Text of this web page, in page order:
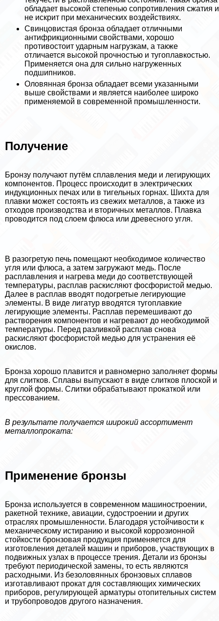
обладает высокой степенью сопротивления сжатия и
не искрит при механических воздействиях.
Свинцовистая бронза обладает отличными
антифрикционными свойствами, хорошо
противостоит ударным нагрузкам, а также
отличается высокой прочностью и тугоплавкостью.
Применяется она для сильно нагруженных
подшипников.
Оловянная бронза обладает всеми указанными
выше свойствами и является наиболее широко
применяемой в современной промышленности.
Получение
Бронзу получают путём сплавления меди и легирующих
компонентов. Процесс происходит в электрических
индукционных печах или в тигельных горнах. Шихта для
плавки может состоять из свежих металлов, а также из
отходов производства и вторичных металлов. Плавка
проводится под слоем флюса или древесного угля.
В разогретую печь помещают необходимое количество
угля или флюса, а затем загружают медь. После
расплавления и нагрева меди до соответствующей
температуры, расплав раскисляют фосфористой медью.
Далее в расплав вводят подогретые легирующие
элементы. В виде лигатур вводятся тугоплавкие
легирующие элементы. Расплав перемешивают до
растворения компонентов и нагревают до необходимой
температуры. Перед разливкой расплав снова
раскисляют фосфористой медью для устранения её
окислов.
Бронза хорошо плавится и равномерно заполняет формы
для слитков. Сплавы выпускают в виде слитков плоской и
круглой формы. Слитки обpaбатывают прокаткой или
прессованием.
В результате получается широкий ассортимент
металлопроката:
Применение бронзы
Бронза используется в современном машиностроении,
paкетной технике, авиации, судостроении и других
отраслях промышленности. Благодаря устойчивости к
механическому истиранию и высокой коррозионной
стойкости бронзовая продукция применяется для
изготовления деталей машин и приборов, участвующих в
подвижных узлах в процессе трения. Детали из бронзы
требуют периодической замены, то есть являются
расходными. Из безоловянных бронзовых сплавов
изготавливают прокат для составляющих химических
приборов, регулирующей арматуры отопительных систем
и трубопроводов другого назначения.